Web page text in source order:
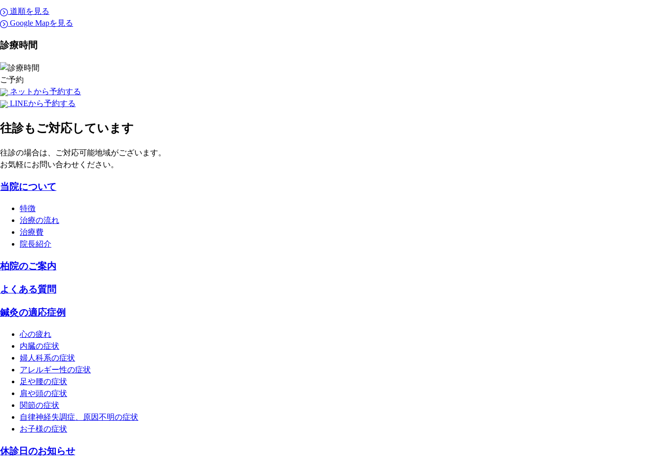
道順を見る
Google Mapを見る
診療時間
ご予約
ネットから予約する
LINEから予約する
往診もご対応しています
往診の場合は、ご対応可能地域がございます。
お気軽にお問い合わせください。
当院について
特徴
治療の流れ
治療費
院長紹介
柏院のご案内
よくある質問
鍼灸の適応症例
心の疲れ
内臓の症状
婦人科系の症状
アレルギー性の症状
足や腰の症状
肩や頭の症状
関節の症状
自律神経失調症、原因不明の症状
お子様の症状
休診日のお知らせ